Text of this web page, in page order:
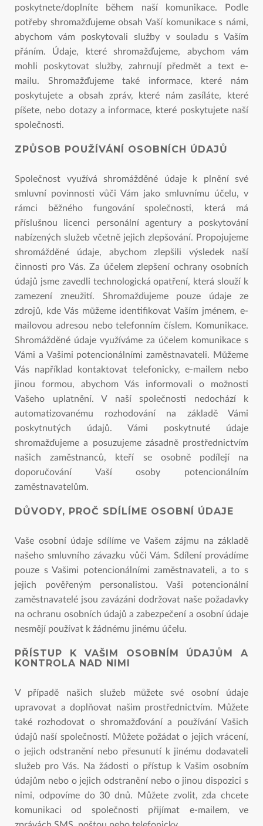
poskytnete/doplníte během naší komunikace. Podle
potřeby shromažďujeme obsah Vaší komunikace s námi,
abychom vám poskytovali služby v souladu s Vaším
přáním. Údaje, které shromažďujeme, abychom vám
mohli poskytovat služby, zahrnují předmět a text e-
mailu. Shromažďujeme také informace, které nám
poskytujete a obsah zpráv, které nám zasíláte, které
píšete, nebo dotazy a informace, které poskytujete naší
společnosti.
ZPŮSOB POUŽÍVÁNÍ OSOBNÍCH ÚDAJŮ
Společnost využívá shromážděné údaje k plnění své
smluvní povinnosti vůči Vám jako smluvnímu účelu, v
rámci běžného fungování společnosti, která má
příslušnou licenci personální agentury a poskytování
nabízených služeb včetně jejich zlepšování. Propojujeme
shromážděné údaje, abychom zlepšili výsledek naší
činnosti pro Vás. Za účelem zlepšení ochrany osobních
údajů jsme zavedli technologická opatření, která slouží k
zamezení zneužití. Shromažďujeme pouze údaje ze
zdrojů, kde Vás můžeme identifikovat Vaším jménem, e-
mailovou adresou nebo telefonním číslem. Komunikace.
Shromážděné údaje využíváme za účelem komunikace s
Vámi a Vašimi potencionálními zaměstnavateli. Můžeme
Vás například kontaktovat telefonicky, e-mailem nebo
jinou formou, abychom Vás informovali o možnosti
Vašeho uplatnění. V naší společnosti nedochází k
automatizovanému rozhodování na základě Vámi
poskytnutých údajů. Vámi poskytnuté údaje
shromažďujeme a posuzujeme zásadně prostřednictvím
našich zaměstnanců, kteří se osobně podílejí na
doporučování Vaší osoby potencionálním
zaměstnavatelům.
DŮVODY, PROČ SDÍLÍME OSOBNÍ ÚDAJE
Vaše osobní údaje sdílíme ve Vašem zájmu na základě
našeho smluvního závazku vůči Vám. Sdílení provádíme
pouze s Vašimi potencionálními zaměstnavateli, a to s
jejich pověřeným personalistou. Vaši potencionální
zaměstnavatelé jsou zavázáni dodržovat naše požadavky
na ochranu osobních údajů a zabezpečení a osobní údaje
nesmějí používat k žádnému jinému účelu.
PŘÍSTUP K VAŠIM OSOBNÍM ÚDAJŮM A
KONTROLA NAD NIMI
V případě našich služeb můžete své osobní údaje
upravovat a doplňovat našim prostřednictvím. Můžete
také rozhodovat o shromažďování a používání Vašich
údajů naší společností. Můžete požádat o jejich vrácení,
o jejich odstranění nebo přesunutí k jinému dodavateli
služeb pro Vás. Na žádosti o přístup k Vašim osobním
údajům nebo o jejich odstranění nebo o jinou dispozici s
nimi, odpovíme do 30 dnů. Můžete zvolit, zda chcete
komunikaci od společnosti přijímat e-mailem, ve